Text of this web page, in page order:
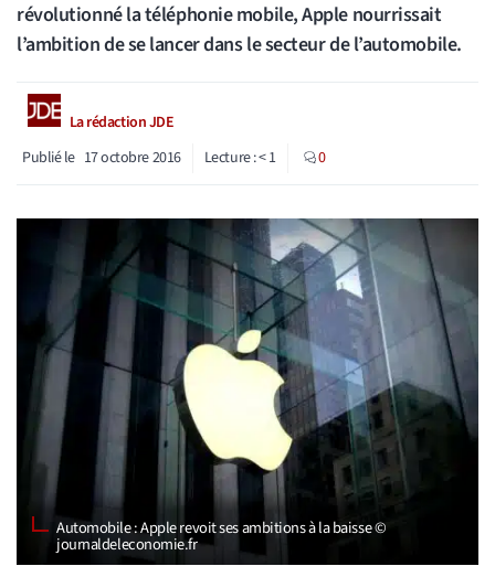
révolutionné la téléphonie mobile, Apple nourrissait
l’ambition de se lancer dans le secteur de l’automobile.
La rédaction JDE
Publié le 17 octobre 2016 Lecture :< 1 0
Automobile : Apple revoit ses ambitions à la baisse ©
journaldeleconomie.fr